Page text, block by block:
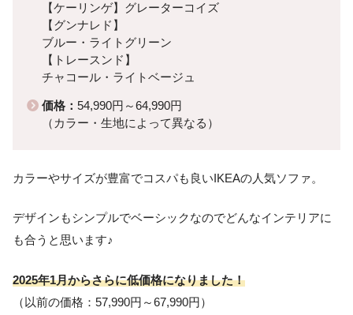
【ケーリンゲ】グレーターコイズ
【グンナレド】
ブルー・ライトグリーン
【トレースンド】
チャコール・ライトベージュ
価格：54,990円～64,990円
（カラー・生地によって異なる）
カラーやサイズが豊富でコスパも良いIKEAの人気ソファ。
デザインもシンプルでベーシックなのでどんなインテリアに
も合うと思います♪
2025年1月からさらに低価格になりました！
（以前の価格：57,990円～67,990円）